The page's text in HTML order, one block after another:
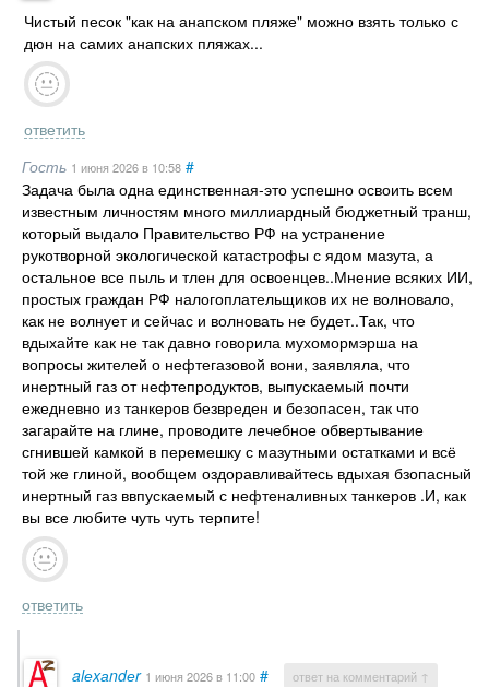
Чистый песок "как на анапском пляже" можно взять только с
дюн на самих анапских пляжах...
ответить
Гость 1 июня 2026в 10:58 #
Задача была одна единственная-это успешно освоить всем
известным личностям много миллиардный бюджетный транш,
который выдало Правительство РФ на устранение
рукотворной экологической катастрофы с ядом мазута, а
остальное все пыль и тлен для освоенцев..Мнение всяких ИИ,
простых граждан РФ налогоплательщиков их не волновало,
как не волнует и сейчас и волновать не будет..Так, что
вдыхайте как не так давно говорила мухомормэрша на
вопросы жителей о нефтегазовой вони, заявляла, что
инертный газ от нефтепродуктов, выпускаемый почти
ежедневно из танкеров безвреден и безопасен, так что
загарайте на глине, проводите лечебное обвертывание
сгнившей камкой в перемешку с мазутными остатками и всё
той же глиной, вообщем оздоравливайтесь вдыхая бзопасный
инертный газ ввпускаемый с нефтеналивных танкеров .И, как
вы все любите чуть чуть терпите!
ответить
alеxаndеr 1 июня 2026в 11:00 # ответ на комментарий ↑